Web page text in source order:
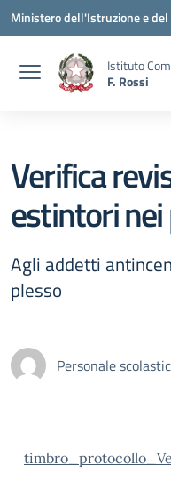
Vai ai contenuti
Vai al menu di navigazione
Vai al footer
Ministero dell'Istruzione e
Istituto
F. Rossi
Verifica
estintori
Agli addetti
plesso
Personale